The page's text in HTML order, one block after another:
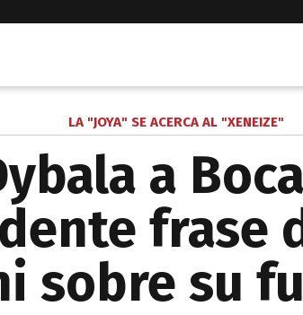
LA "JOYA" SE ACERCA AL "XENEIZE"
a
frase
sobre su